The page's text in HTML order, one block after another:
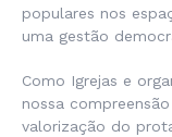
populares nos
uma gestão
Como Igrejas e
nossa
valorização do